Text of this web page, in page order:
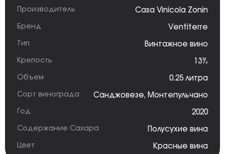
Производитель Casa Vinicola Zonin
Бренд Ventiterre
Тип Винтажное вино
Крепость 13%
Объем 0.25 литра
Сорт винограда Санджовезе, Монтепульчано
Год 2020
Содержание Сахара Полусухие вина
Цвет Красные вина